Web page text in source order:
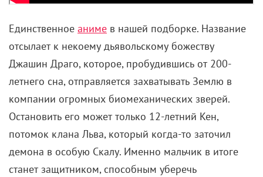
Единственное аниме в нашей подборке. Название
отсылает к некоему дьявольскому божеству
Джашин Драго, которое, пробудившись от 200-
летнего сна, отправляется захватывать Землю в
компании огромных биомеханических зверей.
Остановить его может только 12-летний Кен,
потомок клана Льва, который когда-то заточил
демона в особую Скалу. Именно мальчик в итоге
станет защитником, способным уберечь